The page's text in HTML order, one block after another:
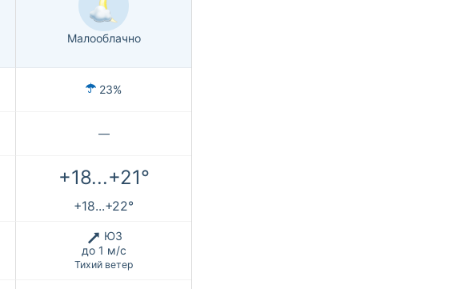
Малооблачно
23%
—
+18...+21°
+18...+22°
ЮЗ
до 1 м/с
Тихий ветер